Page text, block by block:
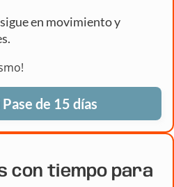
en movimiento y
de 15 días
con tiempo para